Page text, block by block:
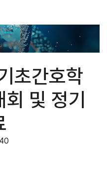
초간호학
및 정기